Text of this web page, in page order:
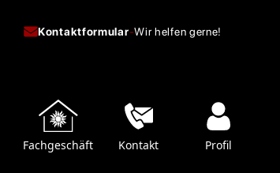
Kontaktformular-Wir helfen gerne!
Fachgeschäft Kontakt Profil